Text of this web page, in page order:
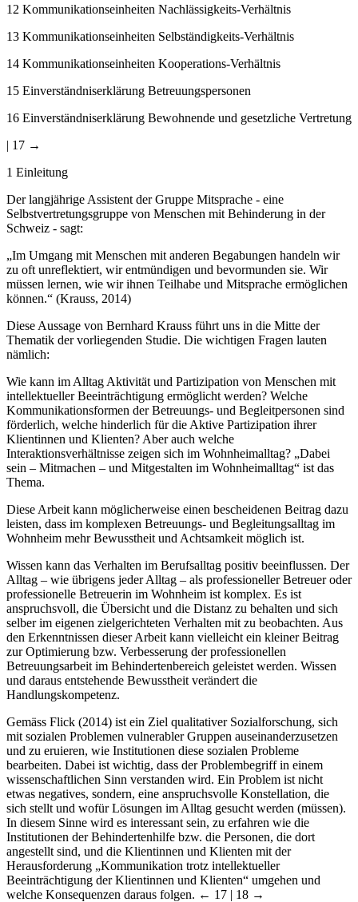
12 Kommunikationseinheiten Nachlässigkeits-Verhältnis
13 Kommunikationseinheiten Selbständigkeits-Verhältnis
14 Kommunikationseinheiten Kooperations-Verhältnis
15 Einverständniserklärung Betreuungspersonen
16 Einverständniserklärung Bewohnende und gesetzliche Vertretung
| 17 →
1 Einleitung
Der langjährige Assistent der Gruppe Mitsprache - eine
Selbstvertretungsgruppe von Menschen mit Behinderung in der
Schweiz - sagt:
„Im Umgang mit Menschen mit anderen Begabungen handeln wir
zu oft unreflektiert, wir entmündigen und bevormunden sie. Wir
müssen lernen, wie wir ihnen Teilhabe und Mitsprache ermöglichen
können.“ (Krauss, 2014)
Diese Aussage von Bernhard Krauss führt uns in die Mitte der
Thematik der vorliegenden Studie. Die wichtigen Fragen lauten
nämlich:
Wie kann im Alltag Aktivität und Partizipation von Menschen mit
intellektueller Beeinträchtigung ermöglicht werden? Welche
Kommunikationsformen der Betreuungs- und Begleitpersonen sind
förderlich, welche hinderlich für die Aktive Partizipation ihrer
Klientinnen und Klienten? Aber auch welche
Interaktionsverhältnisse zeigen sich im Wohnheimalltag? „Dabei
sein – Mitmachen – und Mitgestalten im Wohnheimalltag“ ist das
Thema.
Diese Arbeit kann möglicherweise einen bescheidenen Beitrag dazu
leisten, dass im komplexen Betreuungs- und Begleitungsalltag im
Wohnheim mehr Bewusstheit und Achtsamkeit möglich ist.
Wissen kann das Verhalten im Berufsalltag positiv beeinflussen. Der
Alltag – wie übrigens jeder Alltag – als professioneller Betreuer oder
professionelle Betreuerin im Wohnheim ist komplex. Es ist
anspruchsvoll, die Übersicht und die Distanz zu behalten und sich
selber im eigenen zielgerichteten Verhalten mit zu beobachten. Aus
den Erkenntnissen dieser Arbeit kann vielleicht ein kleiner Beitrag
zur Optimierung bzw. Verbesserung der professionellen
Betreuungsarbeit im Behindertenbereich geleistet werden. Wissen
und daraus entstehende Bewusstheit verändert die
Handlungskompetenz.
Gemäss Flick (2014) ist ein Ziel qualitativer Sozialforschung, sich
mit sozialen Problemen vulnerabler Gruppen auseinanderzusetzen
und zu eruieren, wie Institutionen diese sozialen Probleme
bearbeiten. Dabei ist wichtig, dass der Problembegriff in einem
wissenschaftlichen Sinn verstanden wird. Ein Problem ist nicht
etwas negatives, sondern, eine anspruchsvolle Konstellation, die
sich stellt und wofür Lösungen im Alltag gesucht werden (müssen).
In diesem Sinne wird es interessant sein, zu erfahren wie die
Institutionen der Behindertenhilfe bzw. die Personen, die dort
angestellt sind, und die Klientinnen und Klienten mit der
Herausforderung „Kommunikation trotz intellektueller
Beeinträchtigung der Klientinnen und Klienten“ umgehen und
welche Konsequenzen daraus folgen. ← 17 | 18 →